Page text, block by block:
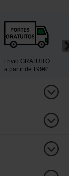
Envio GRATUITO
a partir de 199€¹